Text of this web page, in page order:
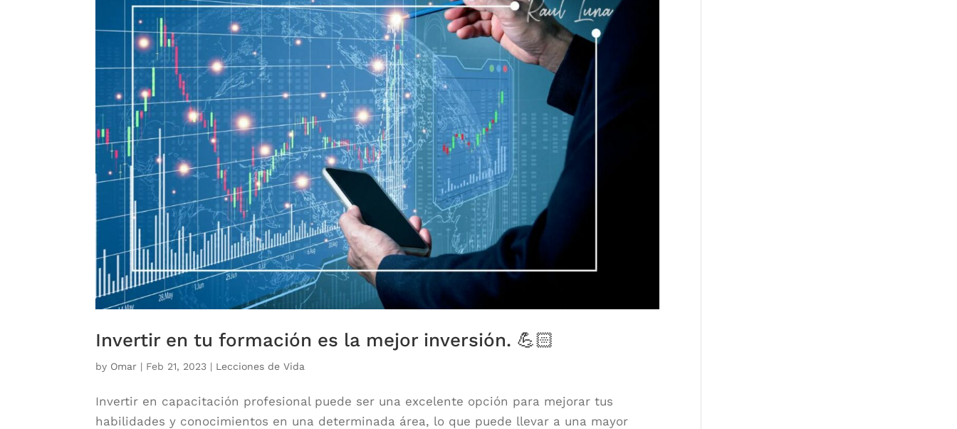
Invertir en tu formación es la mejor inversión. 💪🏻
by Omar | Feb 21, 2023 | Lecciones de Vida
Invertir en capacitación profesional puede ser una excelente opción para mejorar tus
habilidades y conocimientos en una determinada área, lo que puede llevar a una mayor